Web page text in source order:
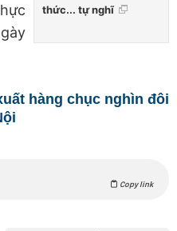
thức... tự nghĩ
hàng chục nghìn đôi
Copy link